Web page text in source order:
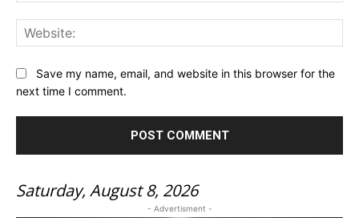
Save my name, email, and website in this browser for the
next time I comment.
Saturday, August 8, 2026
- Advertisment -